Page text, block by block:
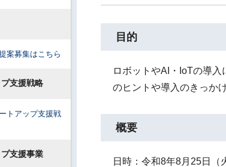
目的
ロボットやAI・IoTの導
のヒントや導入のきっか
概要
日時：令和8年8月25日（
案募集はこちら
支援戦略
トアップ支援戦
支援事業